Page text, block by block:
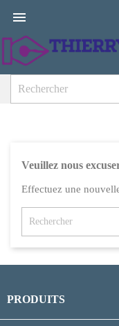

Veuillez nous
Effectuez une
PRODUITS